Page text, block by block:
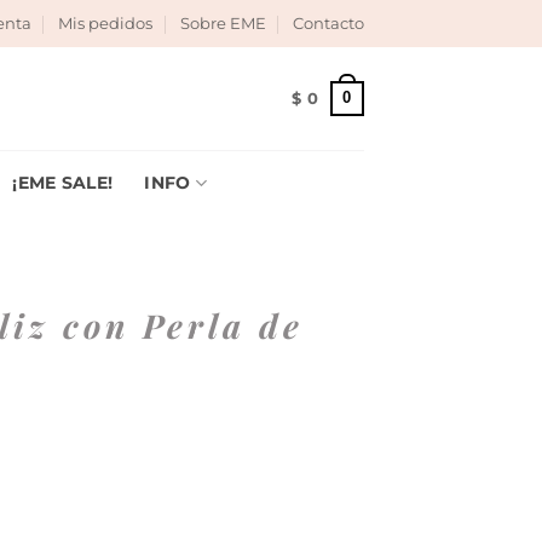
| Envío gratis desde $150.000!|Cuotas sin interés!
Mis pedidos Sobre EME Contacto
$ 0 0
¡EME SALE! INFO
con Perla de